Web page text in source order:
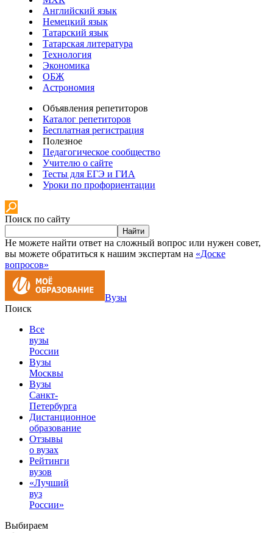
Английский язык
Немецкий язык
Татарский язык
Татарская литература
Технология
Экономика
ОБЖ
Астрономия
Объявления репетиторов
Каталог репетиторов
Бесплатная регистрация
Полезное
Педагогическое сообщество
Учителю о сайте
Тесты для ЕГЭ и ГИА
Уроки по профориентации
Поиск по сайту
Найти
Не можете найти ответ на сложный вопрос или нужен совет,
вы можете обратиться к нашим экспертам на «Доске
вопросов»
Вузы
Поиск
Все
вузы
России
Вузы
Москвы
Вузы
Санкт-
Петербурга
Дистанционное
образование
Отзывы
о вузах
Рейтинги
вузов
«Лучший
вуз
России»
Выбираем